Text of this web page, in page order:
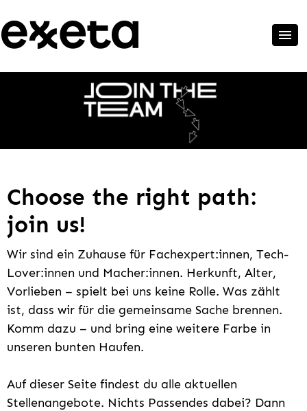
Choose the right path:
join us!
Wir sind ein Zuhause für Fachexpert:innen, Tech-
Lover:innen und Macher:innen. Herkunft, Alter,
Vorlieben – spielt bei uns keine Rolle. Was zählt
ist, dass wir für die gemeinsame Sache brennen.
Komm dazu – und bring eine weitere Farbe in
unseren bunten Haufen.
Auf dieser Seite findest du alle aktuellen
Stellenangebote. Nichts Passendes dabei? Dann